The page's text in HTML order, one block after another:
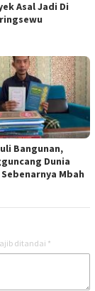
Asal Jadi Di
Bangunan,
Dunia
Mbah
ditandai *